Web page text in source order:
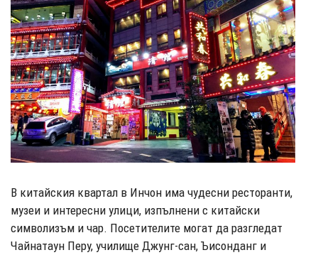
В китайския квартал в Инчон има чудесни ресторанти,
музеи и интересни улици, изпълнени с китайски
символизъм и чар. Посетителите могат да разгледат
Чайнатаун Перу, училище Джунг-сан, Ъисонданг и